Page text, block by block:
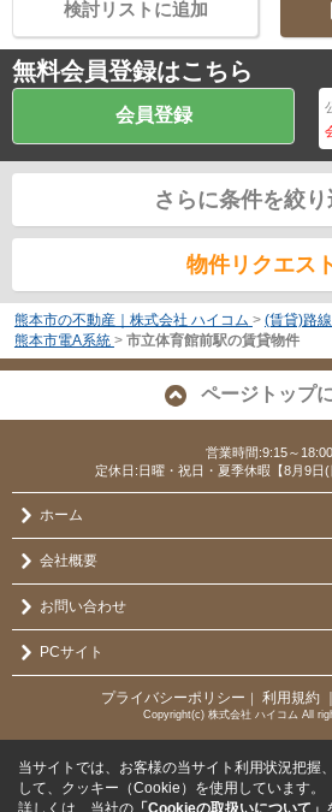
検討リストに追加
無料会員登録はこちら
会員登録
さらに条件を絞
物件リクエス
熊本市の不動産｜株式会社 ハイコム > (賃貸)路
熊本市電A系統 > 市立体育館前駅の賃貸物件
ページトップ
営業時間:9:15～18:00
定休日:日曜・祝日・夏季休暇【8月9日(
ホーム
会社概要
お問い合わせ
PCサイト
プライバシーポリシー ｜ 利用規約
Copyright(c) 株式会社 ハイコム All
当サイトでは、お客様の当サイト利用状況把握
して、クッキー（Cookie）を使用しています。
詳しくは、当社の 「Cookieの取扱いについて」